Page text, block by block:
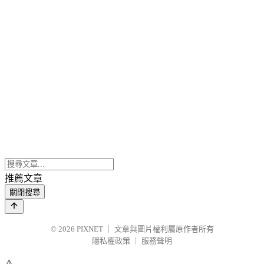
推薦文章
關閉搜尋
© 2026 PIXNET
文章與圖片權利屬原作者所有
隱私權政策
服務聲明